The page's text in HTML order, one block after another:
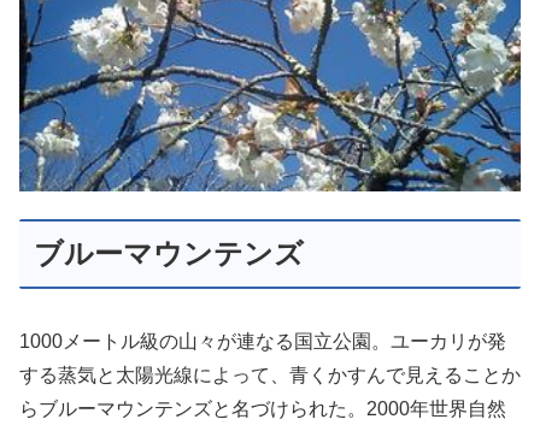
ブルーマウンテンズ
1000メートル級の山々が連なる国立公園。ユーカリが発
する蒸気と太陽光線によって、青くかすんで見えることか
らブルーマウンテンズと名づけられた。2000年世界自然